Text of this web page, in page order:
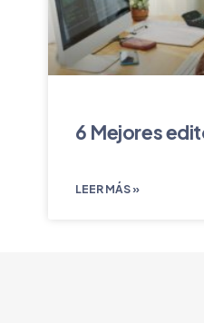
6 Mejores
LEER MÁS »